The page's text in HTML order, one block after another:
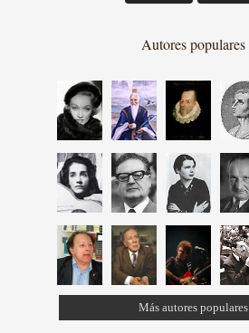
Autores populares
Más autores populares